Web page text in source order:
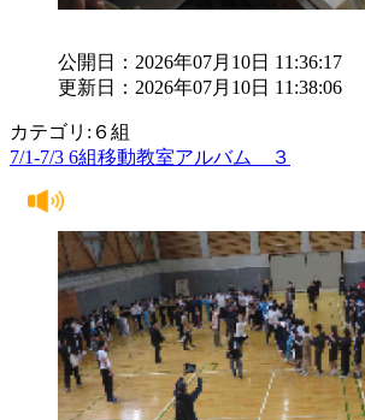
公開日：2026年07月10日 11:36:17
更新日：2026年07月10日 11:38:06
カテゴリ:６組
7/1-7/3 6組移動教室アルバム ３